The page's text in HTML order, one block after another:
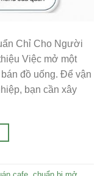
Chỉ Cho Người
Việc mở một
đồ uống. Để vận
bạn cần xây